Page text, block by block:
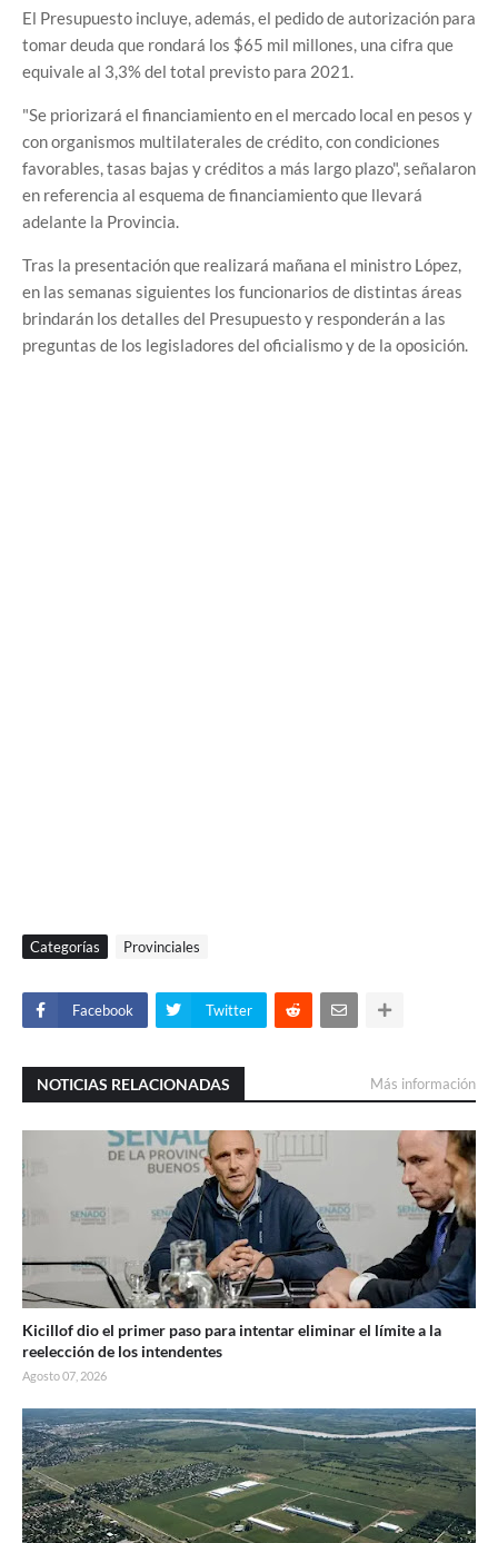
El Presupuesto incluye, además, el pedido de autorización para
tomar deuda que rondará los $65 mil millones, una cifra que
equivale al 3,3% del total previsto para 2021.
"Se priorizará el financiamiento en el mercado local en pesos y
con organismos multilaterales de crédito, con condiciones
favorables, tasas bajas y créditos a más largo plazo", señalaron
en referencia al esquema de financiamiento que llevará
adelante la Provincia.
Tras la presentación que realizará mañana el ministro López,
en las semanas siguientes los funcionarios de distintas áreas
brindarán los detalles del Presupuesto y responderán a las
preguntas de los legisladores del oficialismo y de la oposición.
Categorías Provinciales
Facebook Twitter
NOTICIAS RELACIONADAS Más información
Kicillof dio el primer paso para intentar eliminar el límite a la
reelección de los intendentes
Agosto 07, 2026